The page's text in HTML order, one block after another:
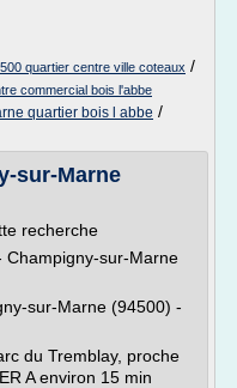
quartier centre ville coteaux /
commercial bois l'abbe
quartier bois l abbe /
sur-Marne
recherche
sur-Marne
sur-Marne (94500) -
du Tremblay, proche
A environ 15 min